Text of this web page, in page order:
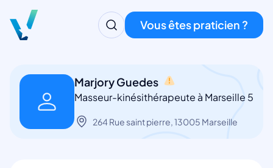
Vous êtes praticien ?
Marjory Guedes
Masseur-kinésithérapeute à Marseille 5
264 Rue saint pierre, 13005 Marseille